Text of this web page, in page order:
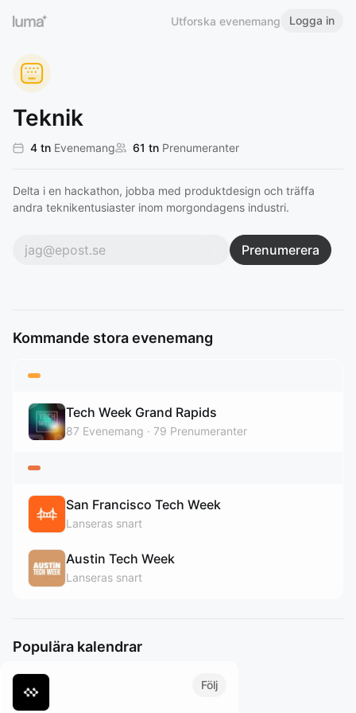
Utforska evenemang Logga in
Teknik
4 tn Evenemang 61 tn Prenumeranter
Delta i en hackathon, jobba med produktdesign och träffa
andra teknikentusiaster inom morgondagens industri.
Prenumerera
Kommande stora evenemang
Tech Week Grand Rapids
87 Evenemang 79 Prenumeranter
San Francisco Tech Week
Lanseras snart
Austin Tech Week
Lanseras snart
Populära kalendrar
Följ